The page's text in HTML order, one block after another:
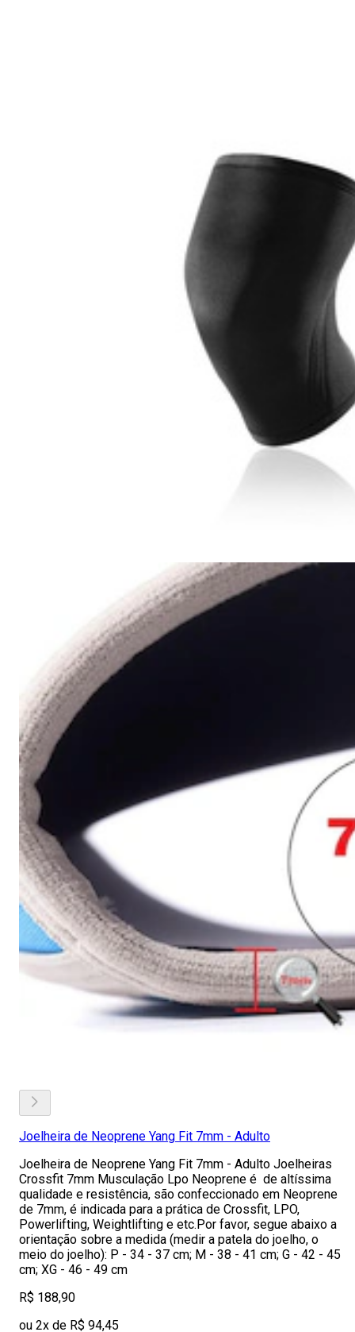
Joelheira de Neoprene Yang Fit 7mm - Adulto
Joelheira de Neoprene Yang Fit 7mm - Adulto Joelheiras
Crossfit 7mm Musculação Lpo Neoprene é de altíssima
qualidade e resistência, são confeccionado em Neoprene
de 7mm, é indicada para a prática de Crossfit, LPO,
Powerlifting, Weightlifting e etc.Por favor, segue abaixo a
orientação sobre a medida (medir a patela do joelho, o
meio do joelho): P - 34 - 37 cm; M - 38 - 41 cm; G - 42 - 45
cm; XG - 46 - 49 cm
R$ 188,90
ou 2x de R$ 94,45